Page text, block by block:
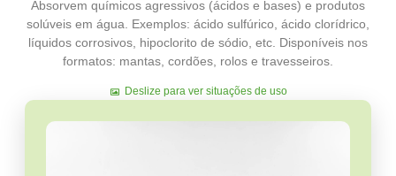
Absorvem químicos agressivos (ácidos e bases) e produtos
solúveis em água. Exemplos: ácido sulfúrico, ácido clorídrico,
líquidos corrosivos, hipoclorito de sódio, etc. Disponíveis nos
formatos: mantas, cordões, rolos e travesseiros.
Deslize para ver situações de uso